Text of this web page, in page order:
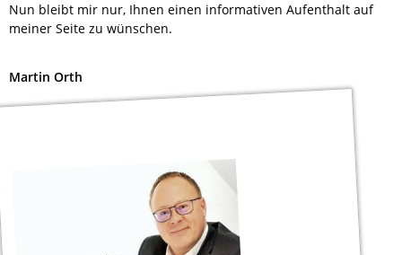
Nun bleibt mir nur, Ihnen einen informativen Aufenthalt auf
meiner Seite zu wünschen.
Martin Orth